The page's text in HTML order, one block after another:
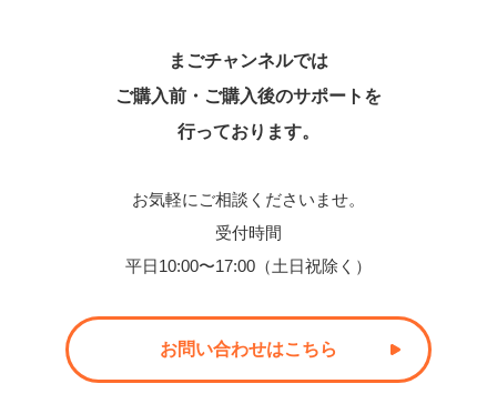
まごチャンネルでは
ご購入前・ご購入後のサポートを
行っております。
お気軽にご相談くださいませ。
受付時間
平日10:00〜17:00（土日祝除く）
お問い合わせはこちら